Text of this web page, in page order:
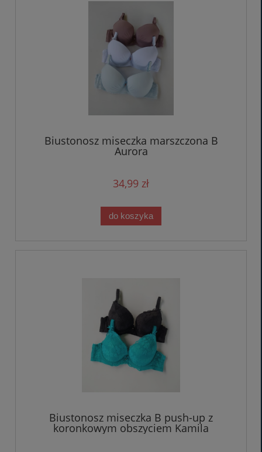
Biustonosz miseczka marszczona B
Aurora
34,99 zł
do koszyka
Biustonosz miseczka B push-up z
koronkowym obszyciem Kamila